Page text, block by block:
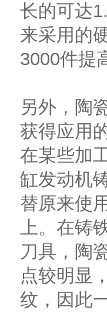
长的可达
来采用的
3000件提
另外，陶
获得应用
在某些加
缸发动机
替原来使
上。在铸
刀具，陶
点较明显
纹，因此